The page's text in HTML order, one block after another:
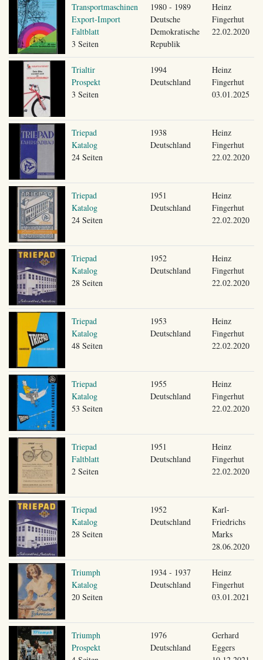
Transportmaschinen
Export-Import
Faltblatt
3 Seiten
1980 - 1989
Deutsche
Demokratische
Republik
Heinz
Fingerhut
22.02.2020
Trialtir
Prospekt
3 Seiten
1994
Deutschland
Heinz
Fingerhut
03.01.2025
Triepad
Katalog
24 Seiten
1938
Deutschland
Heinz
Fingerhut
22.02.2020
Triepad
Katalog
24 Seiten
1951
Deutschland
Heinz
Fingerhut
22.02.2020
Triepad
Katalog
28 Seiten
1952
Deutschland
Heinz
Fingerhut
22.02.2020
Triepad
Katalog
48 Seiten
1953
Deutschland
Heinz
Fingerhut
22.02.2020
Triepad
Katalog
53 Seiten
1955
Deutschland
Heinz
Fingerhut
22.02.2020
Triepad
Faltblatt
2 Seiten
1951
Deutschland
Heinz
Fingerhut
22.02.2020
Triepad
Katalog
28 Seiten
1952
Deutschland
Karl-
Friedrichs
Marks
28.06.2020
Triumph
Katalog
20 Seiten
1934 - 1937
Deutschland
Heinz
Fingerhut
03.01.2021
Triumph
Prospekt
1976
Deutschland
Gerhard
Eggers